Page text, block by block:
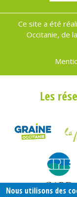
Ce site a été
Occitanie, de
Menu
Les
Nous utilisons des